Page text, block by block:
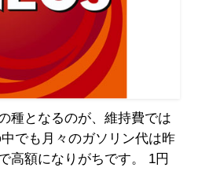
種となるのが、維持費では
でも月々のガソリン代は昨
高額になりがちです。 1円